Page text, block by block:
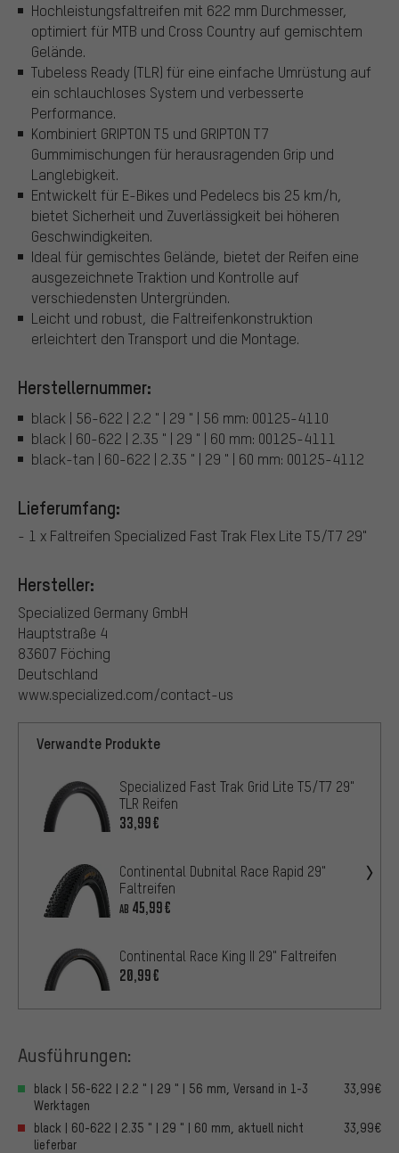
Hochleistungsfaltreifen mit 622 mm Durchmesser,
optimiert für MTB und Cross Country auf gemischtem
Gelände.
Tubeless Ready (TLR) für eine einfache Umrüstung auf
ein schlauchloses System und verbesserte
Performance.
Kombiniert GRIPTON T5 und GRIPTON T7
Gummimischungen für herausragenden Grip und
Langlebigkeit.
Entwickelt für E-Bikes und Pedelecs bis 25 km/h,
bietet Sicherheit und Zuverlässigkeit bei höheren
Geschwindigkeiten.
Ideal für gemischtes Gelände, bietet der Reifen eine
ausgezeichnete Traktion und Kontrolle auf
verschiedensten Untergründen.
Leicht und robust, die Faltreifenkonstruktion
erleichtert den Transport und die Montage.
Herstellernummer:
black | 56-622 | 2.2 " | 29 " | 56 mm: 00125-4110
black | 60-622 | 2.35 " | 29 " | 60 mm: 00125-4111
black-tan | 60-622 | 2.35 " | 29 " | 60 mm: 00125-4112
Lieferumfang:
- 1 x Faltreifen Specialized Fast Trak Flex Lite T5/T7 29"
Hersteller:
Specialized Germany GmbH
Hauptstraße 4
83607 Föching
Deutschland
www.specialized.com/contact-us
Verwandte Produkte
Specialized Fast Trak Grid Lite T5/T7 29"
TLR Reifen
33,99€
Continental Dubnital Race Rapid 29"
Faltreifen
AB 45,99€
Continental Race King II 29" Faltreifen
20,99€
Ausführungen:
black | 56-622 | 2.2 " | 29 " | 56 mm, Versand in 1-3
Werktagen
33,99€
black | 60-622 | 2.35 " | 29 " | 60 mm, aktuell nicht
lieferbar
33,99€